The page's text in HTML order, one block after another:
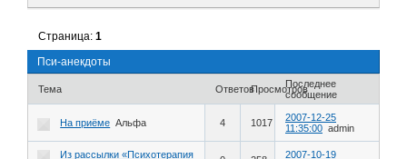
Пси-анекдоты
Страница:1
Тема ОтветовПросмотровПоследнее
сообщение
На приёме Альфа 4 1017
2007-12-25
11:35:00 admin
Из рассылки «Психотерапия
2007-10-19